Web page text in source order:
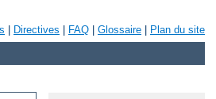
Directives FAQ Glossaire Plan du site